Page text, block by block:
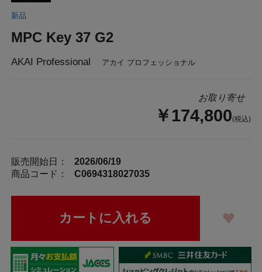
新品
MPC Key 37 G2
AKAI Professional アカイ プロフェッショナル
お取り寄せ
￥174,800(税込)
販売開始日：
2026/06/19
商品コード：
C0694318027035